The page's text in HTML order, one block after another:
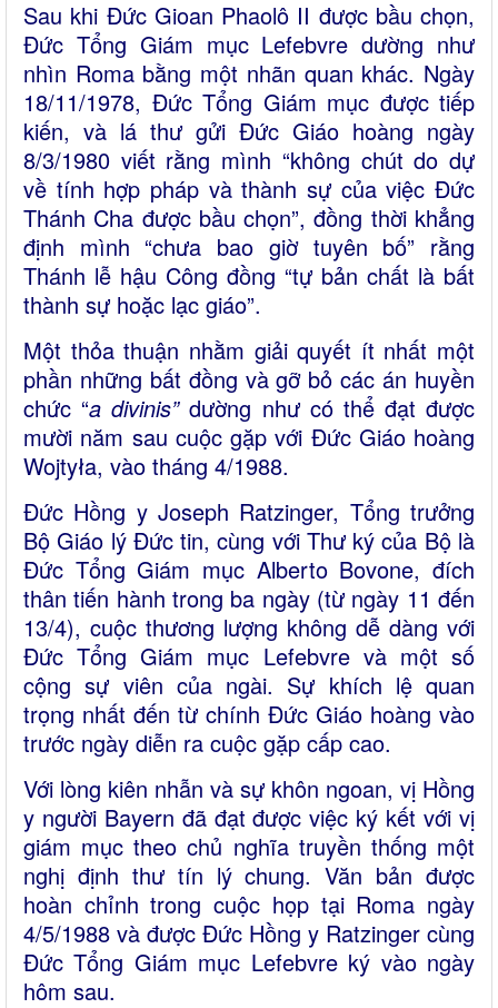
Sau khi Đức Gioan Phaolô II được bầu chọn,
Đức Tổng Giám mục Lefebvre dường như
nhìn Roma bằng một nhãn quan khác. Ngày
18/11/1978, Đức Tổng Giám mục được tiếp
kiến, và lá thư gửi Đức Giáo hoàng ngày
8/3/1980 viết rằng mình “không chút do dự
về tính hợp pháp và thành sự của việc Đức
Thánh Cha được bầu chọn”, đồng thời khẳng
định mình “chưa bao giờ tuyên bố” rằng
Thánh lễ hậu Công đồng “tự bản chất là bất
thành sự hoặc lạc giáo”.
Một thỏa thuận nhằm giải quyết ít nhất một
phần những bất đồng và gỡ bỏ các án huyền
chức “a divinis”dường như có thể đạt được
mười năm sau cuộc gặp với Đức Giáo hoàng
Wojtyła, vào tháng 4/1988.
Đức Hồng y Joseph Ratzinger, Tổng trưởng
Bộ Giáo lý Đức tin, cùng với Thư ký của Bộ là
Đức Tổng Giám mục Alberto Bovone, đích
thân tiến hành trong ba ngày (từ ngày 11 đến
13/4), cuộc thương lượng không dễ dàng với
Đức Tổng Giám mục Lefebvre và một số
cộng sự viên của ngài. Sự khích lệ quan
trọng nhất đến từ chính Đức Giáo hoàng vào
trước ngày diễn ra cuộc gặp cấp cao.
Với lòng kiên nhẫn và sự khôn ngoan, vị Hồng
y người Bayern đã đạt được việc ký kết với vị
giám mục theo chủ nghĩa truyền thống một
nghị định thư tín lý chung. Văn bản được
hoàn chỉnh trong cuộc họp tại Roma ngày
4/5/1988 và được Đức Hồng y Ratzinger cùng
Đức Tổng Giám mục Lefebvre ký vào ngày
hôm sau.